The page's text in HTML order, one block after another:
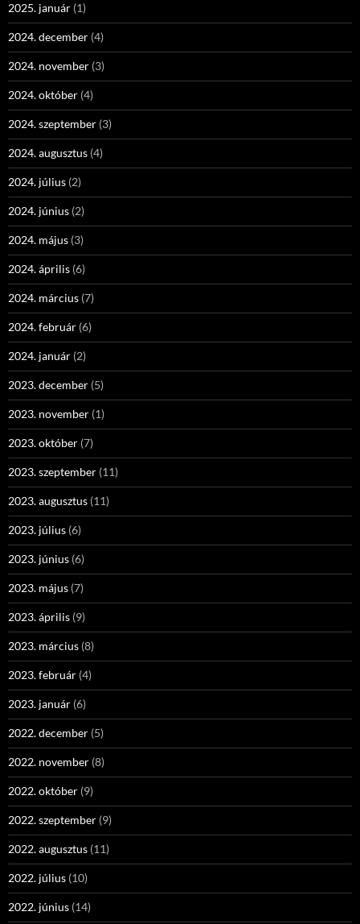
2025. január (1)
2024. december (4)
2024. november (3)
2024. október (4)
2024. szeptember (3)
2024. augusztus (4)
2024. július (2)
2024. június (2)
2024. május (3)
2024. április (6)
2024. március (7)
2024. február (6)
2024. január (2)
2023. december (5)
2023. november (1)
2023. október (7)
2023. szeptember (11)
2023. augusztus (11)
2023. július (6)
2023. június (6)
2023. május (7)
2023. április (9)
2023. március (8)
2023. február (4)
2023. január (6)
2022. december (5)
2022. november (8)
2022. október (9)
2022. szeptember (9)
2022. augusztus (11)
2022. július (10)
2022. június (14)